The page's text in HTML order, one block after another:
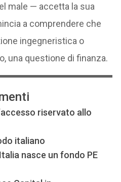
male — accetta la sua
a comprendere che
ingegneristica o
una questione di finanza.
riservato allo
italiano
nasce un fondo PE